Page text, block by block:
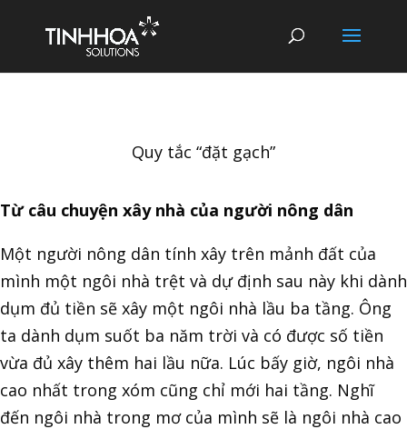
Quy tắc “đặt gạch”
Từ câu chuyện xây nhà của người nông dân
Một người nông dân tính xây trên mảnh đất của
mình một ngôi nhà trệt và dự định sau này khi dành
dụm đủ tiền sẽ xây một ngôi nhà lầu ba tầng. Ông
ta dành dụm suốt ba năm trời và có được số tiền
vừa đủ xây thêm hai lầu nữa. Lúc bấy giờ, ngôi nhà
cao nhất trong xóm cũng chỉ mới hai tầng. Nghĩ
đến ngôi nhà trong mơ của mình sẽ là ngôi nhà cao